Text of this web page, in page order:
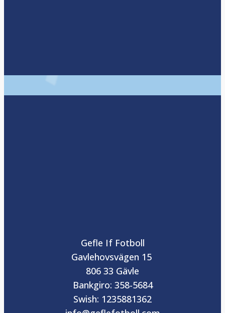
Gefle If Fotboll
Gavlehovsvägen 15
806 33 Gävle
Bankgiro: 358-5684
Swish: 1235881362